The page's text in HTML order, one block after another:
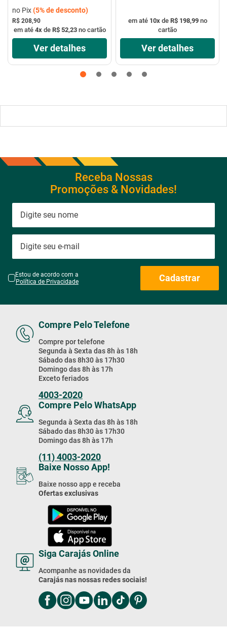
no Pix(5%de desconto)
R$ 208,90
em até 4xde R$ 52,23no cartão
Ver detalhes
em até 10xde R$ 198,99no
cartão
Ver detalhes
Receba Nossas
Promoções & Novidades!
Estou de acordo com a
Política de Privacidade
Cadastrar
Compre Pelo Telefone
Compre por telefone
Segunda à Sexta das 8h às 18h
Sábado das 8h30 às 17h30
Domingo das 8h às 17h
Exceto feriados
4003-2020
Compre Pelo WhatsApp
Segunda à Sexta das 8h às 18h
Sábado das 8h30 às 17h30
Domingo das 8h às 17h
(11) 4003-2020
Baixe Nosso App!
Baixe nosso app e receba
Ofertas exclusivas
Siga Carajás Online
Acompanhe as novidades da
Carajás nas nossas redes sociais!